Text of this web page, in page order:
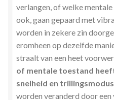
verlangen, of welke
ook, gaan gepaard met
worden in zekere zin
eromheen op dezelfde
straalt van een heet
of mentale toestand
snelheid en
worden veranderd door een